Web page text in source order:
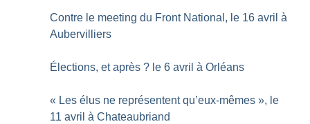
Contre le meeting du Front National, le 16 avril à
Aubervilliers
Élections, et après ? le 6 avril à Orléans
« Les élus ne représentent qu’eux-mêmes », le
11 avril à Chateaubriand